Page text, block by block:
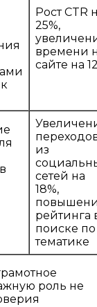
Рост CTR
25%,
времени
сайте на
из
сетей на
18%,
рейтинга
поиске по
тематике
роль не